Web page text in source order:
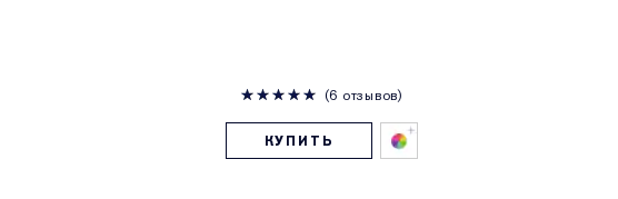
6 отзывов
КУПИТЬ